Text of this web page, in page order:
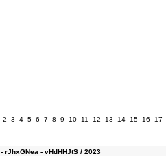
2 3 4 5 6 7 8 9 10 11 12 13 14 15 16 17
- rJhxGNea - vHdHHJtS / 2023